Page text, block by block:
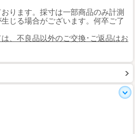
ります。採寸は一部商品のみ計測
じる場合がございます。何卒ご了
、不良品以外のご交換･ご返品はお